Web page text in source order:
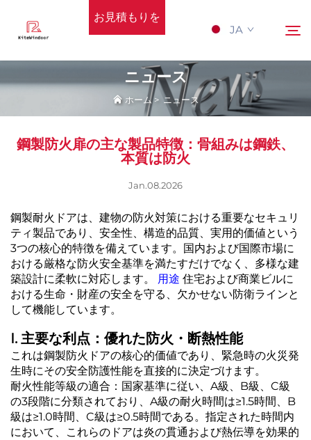
お見積もりを
JA
サポート
応用
Nyūsu
ニュース
ホーム> ニュース
鋼製防火扉の主な製品特徴：骨組みは鋼鉄、
本質は防火
Jan.08.2026
鋼製耐火ドアは、建物の防火対策における重要なセキュリ
ティ製品であり、安全性、構造的品質、実用的価値という
3つの核心的特徴を備えています。国内および国際市場に
おける厳格な防火安全基準を満たすだけでなく、多様な建
築設計に柔軟に対応します。 用途 住宅および商業ビルに
おける生命・財産の安全を守る、欠かせない防衛ラインと
して機能しています。
I. 主要な利点：優れた防火・断熱性能
これは鋼製防火ドアの核心的価値であり、緊急時の火災発
生時にその安全防護性能を直接的に決定づけます。
耐火性能等級の適合：国家基準に従い、A級、B級、C級
の3段階に分類されており、A級の耐火時間は≥1.5時間、B
級は≥1.0時間、C級は≥0.5時間である。指定された時間内
において、これらのドアは炎の貫通および熱伝導を効果的